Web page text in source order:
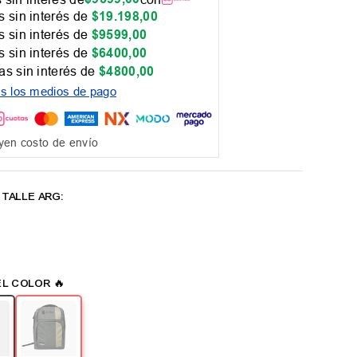
sin interés de $19.198,00
sin interés de $9599,00
sin interés de $6400,00
sin interés de$4800,00
los medios de pago
costo de envío